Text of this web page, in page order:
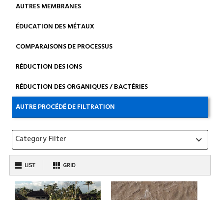
AUTRES MEMBRANES
ÉDUCATION DES MÉTAUX
COMPARAISONS DE PROCESSUS
RÉDUCTION DES IONS
RÉDUCTION DES ORGANIQUES / BACTÉRIES
AUTRE PROCÉDÉ DE FILTRATION
Category Filter keyboard_arrow_down
LIST GRID